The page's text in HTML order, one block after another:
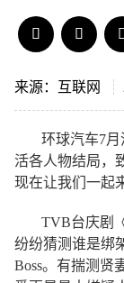
来源：互联网
环球汽车7
活各人物结局，
现在让我们一起
TVB台庆剧
纷纷猜测谁是绑
Boss。有揣测贤